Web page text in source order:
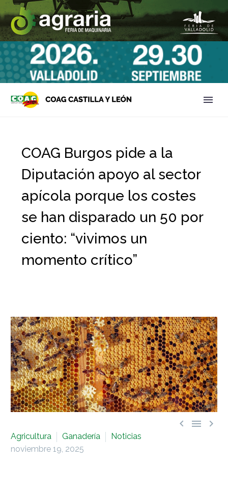
COAG Burgos pide a la
Diputación apoyo al sector
apícola porque los costes
se han disparado un 50 por
ciento: “vivimos un
momento crítico”
  
Agricultura Ganadería
Noticias
noviembre 19, 2025